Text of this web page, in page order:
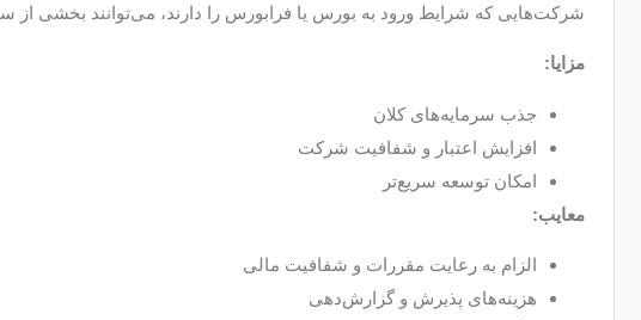
شرکت‌هایی که شرایط ورود به بورس یا فرابورس را دارند، می‌توانند بخشی از
مزایا:
جذب سرمایه‌های کلان
افزایش اعتبار و شفافیت شرکت
امکان توسعه سریع‌تر
معایب:
الزام به رعایت مقررات و شفافیت مالی
هزینه‌های پذیرش و گزارش‌دهی